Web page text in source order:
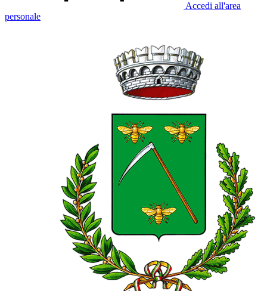
Accedi all'area
personale